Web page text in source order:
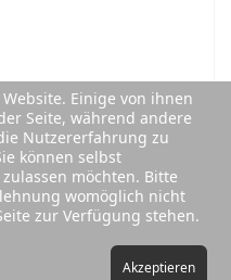
Einige von ihnen
Seite, während andere
Nutzererfahrung zu
können selbst
möchten. Bitte
womöglich nicht
zur Verfügung stehen.
Akzeptieren